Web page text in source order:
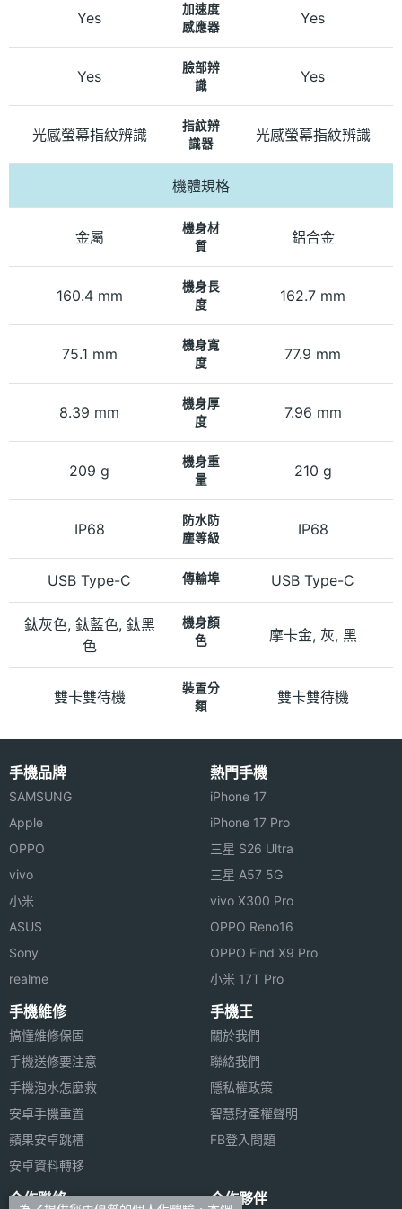
Yes
加速度
感應器
Yes
Yes
臉部辨
識
Yes
光感螢幕指紋辨識
指紋辨
識器
光感螢幕指紋辨識
機體規格
金屬
機身材
質
鋁合金
160.4 mm
機身長
度
162.7 mm
75.1 mm
機身寬
度
77.9 mm
8.39 mm
機身厚
度
7.96 mm
209 g
機身重
量
210 g
IP68
防水防
塵等級
IP68
USB Type-C 傳輸埠 USB Type-C
鈦灰色, 鈦藍色, 鈦黑
色
機身顏
色
摩卡金, 灰, 黑
雙卡雙待機
裝置分
類
雙卡雙待機
手機品牌
SAMSUNG
Apple
OPPO
vivo
小米
ASUS
Sony
realme
熱門手機
iPhone 17
iPhone 17 Pro
三星 S26 Ultra
三星 A57 5G
vivo X300 Pro
OPPO Reno16
OPPO Find X9 Pro
小米 17T Pro
手機維修
搞懂維修保固
手機送修要注意
手機泡水怎麼救
安卓手機重置
蘋果安卓跳槽
安卓資料轉移
手機王
關於我們
聯絡我們
隱私權政策
智慧財產權聲明
FB登入問題
合作聯絡 合作夥伴